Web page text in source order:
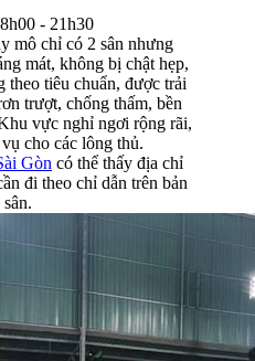
- 21h30
mô chỉ có 2 sân nhưng
mát, không bị chật hẹp,
theo tiêu chuẩn, được trải
trượt, chống thấm, bền
vực nghỉ ngơi rộng rãi,
cho các lông thủ.
Gòn có thể thấy địa chỉ
đi theo chỉ dẫn trên bản